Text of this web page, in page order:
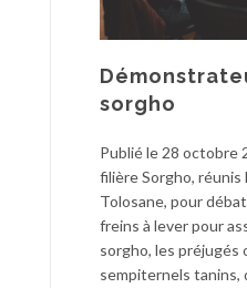
sorgho
Publié le 28 octobre
filière Sorgho,
Tolosane, pour
freins à lever pour
sorgho, les préjugés
sempiternels tanins,